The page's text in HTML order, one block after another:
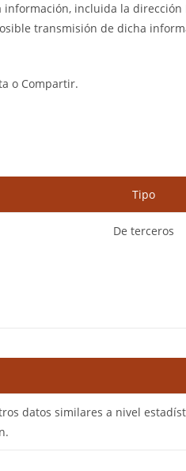
información, incluida la dirección
transmisión de dicha
o Compartir.
Tipo
De terceros
datos similares a nivel